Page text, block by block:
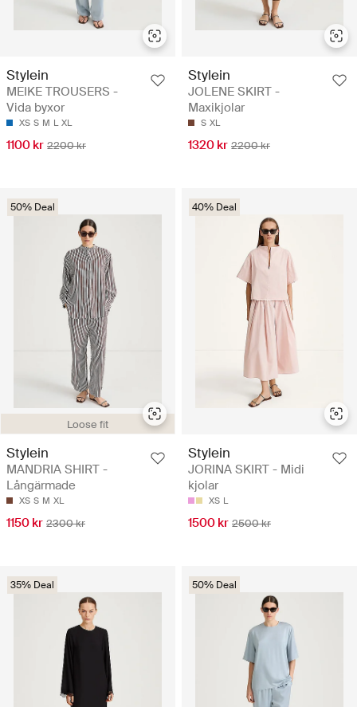
Stylein
MEIKE TROUSERS -
Vida byxor
XS S M L XL
1100 kr 2200 kr
Stylein
JOLENE SKIRT -
Maxikjolar
S XL
1320 kr 2200 kr
Loose fit
50% Deal
Stylein
MANDRIA SHIRT -
Långärmade
XS S M XL
1150 kr 2300 kr
40% Deal
Stylein
JORINA SKIRT - Midi
kjolar
XS L
1500 kr 2500 kr
35% Deal 50% Deal